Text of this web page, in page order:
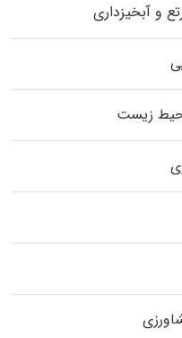
و آبخیزداری
زیست